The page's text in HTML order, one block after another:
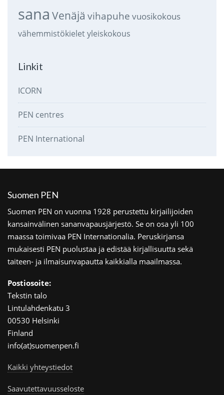
sana Venäjä vihapuhe vuosikokous
vähemmistökieletyleiskokous
Linkit
ICORN
PEN centres
PEN International
Suomen PEN
Suomen PEN on vuonna 1928 perustettu kirjailijoiden
kansainvälinen sananvapausjärjestö. Se on osa yli 100
maassa toimivaa PEN Internationalia. Peruskirjansa
mukaisesti PEN puolustaa ja edistää kirjallisuutta sekä
taiteen- ja ilmaisunvapautta kaikkialla maailmassa.
Postiosoite:
Tekstin talo
Lintulahdenkatu 3
00530 Helsinki
Finland
info(at)suomenpen.fi
Kaikki yhteystiedot
Saavutettavuusseloste